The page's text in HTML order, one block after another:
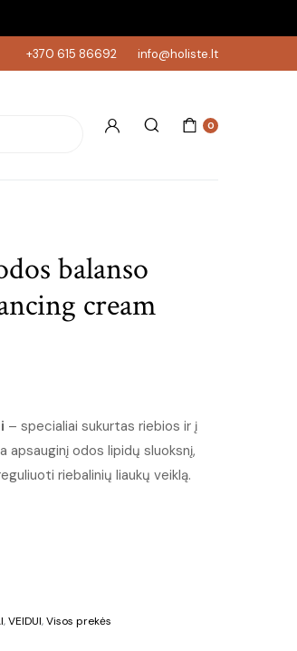
+370 615 86692 info@holiste.lt
0
balanso
cream
– specialiai sukurtas riebios ir į
apsauginį odos lipidų sluoksnį,
riebalinių liaukų veiklą.
,VEIDUI,Visos prekės